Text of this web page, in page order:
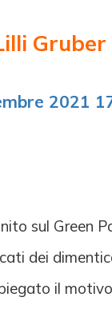
Gruber
2021
sul Green
dei
il